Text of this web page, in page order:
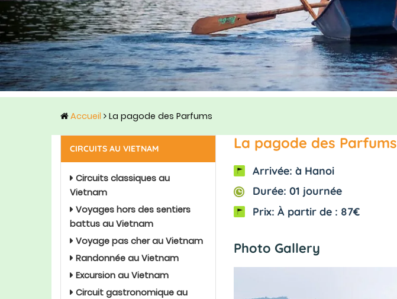
Accueil La pagode des Parfums
La pagode des Parfums
Arrivée: à Hanoi
Durée: 01 journée
Prix: À partir de : 87€
Photo Gallery
CIRCUITS AU VIETNAM
Circuits classiques au
Vietnam
Voyages hors des sentiers
battus au Vietnam
Voyage pas cher au Vietnam
Randonnée au Vietnam
Excursion au Vietnam
Circuit gastronomique au